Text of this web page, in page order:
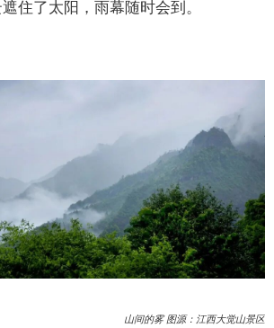
住了太阳，雨幕随时会到。
山间的雾 图源：江西大觉山景区